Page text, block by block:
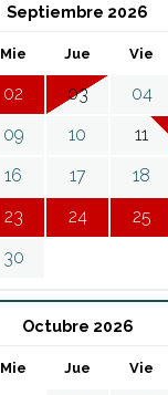
Septiembre 2026
Mie Jue Vie
02 03 04
09 10 11
16 17 18
23 24 25
30
Octubre 2026
Mie Jue Vie